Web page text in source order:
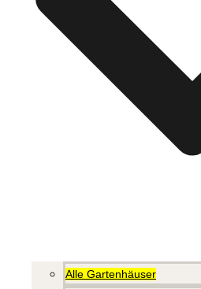
Alle Gartenhäuser